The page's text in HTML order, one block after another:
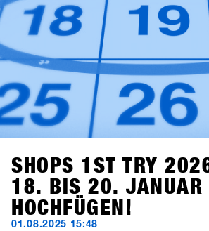
SHOPS 1ST TRY
18. BIS 20. JANUAR
HOCHFÜGEN!
01.08.2025 15:48